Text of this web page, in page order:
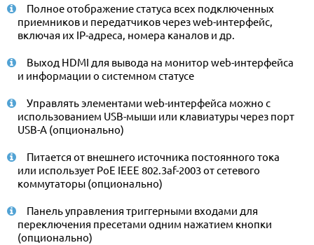
Полное отображение статуса всех подключенных
приемников и передатчиков через web-интерфейс,
включая их IP-адреса, номера каналов и др.
Выход HDMI для вывода на монитор web-интерфейса
и информации о системном статусе
Управлять элементами web-интерфейса можно с
использованием USB-мыши или клавиатуры через порт
USB-A (опционально)
Питается от внешнего источника постоянного тока
или использует PoE IEEE 802.3af-2003 от сетевого
коммутаторы (опционально)
Панель управления триггерными входами для
переключения пресетами одним нажатием кнопки
(опционально)